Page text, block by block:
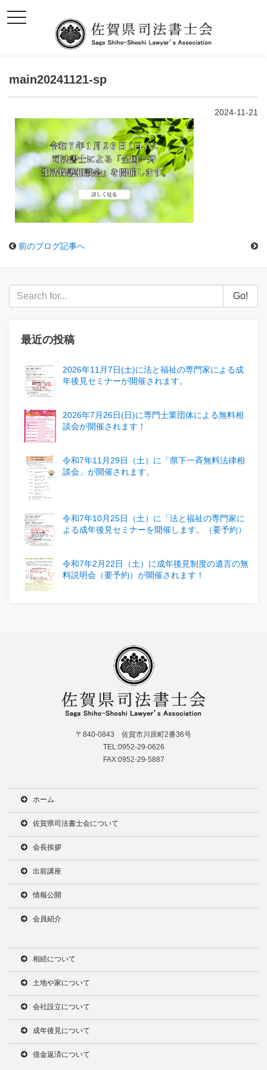
toggle
navigation
main20241121-sp
2024-11-21
前のブログ記事へ
Go!
最近の投稿
2026年11月7日(土)に法と福祉の専門家による成
年後見セミナーが開催されます。
2026年7月26日(日)に専門士業団体による無料相
談会が開催されます！
令和7年11月29日（土）に「県下一斉無料法律相
談会」が開催されます。
令和7年10月25日（土）に「法と福祉の専門家に
よる成年後見セミナーを開催します。（要予約）
令和7年2月22日（土）に成年後見制度の遺言の無
料説明会（要予約）が開催されます！
〒840-0843 佐賀市川原町2番36号
TEL:0952-29-0626
FAX:0952-29-5887
ホーム
佐賀県司法書士会について
会長挨拶
出前講座
情報公開
会員紹介
相続について
土地や家について
会社設立について
成年後見について
借金返済について